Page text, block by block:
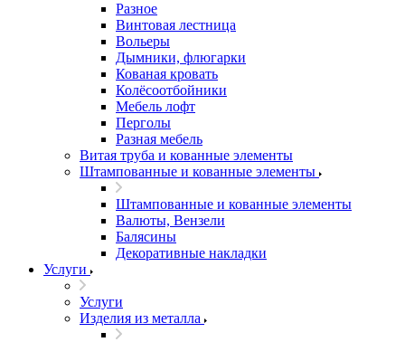
Разное
Винтовая лестница
Вольеры
Дымники, флюгарки
Кованая кровать
Колёсоотбойники
Мебель лофт
Перголы
Разная мебель
Витая труба и кованные элементы
Штампованные и кованные элементы
Штампованные и кованные элементы
Валюты, Вензели
Балясины
Декоративные накладки
Услуги
Услуги
Изделия из металла